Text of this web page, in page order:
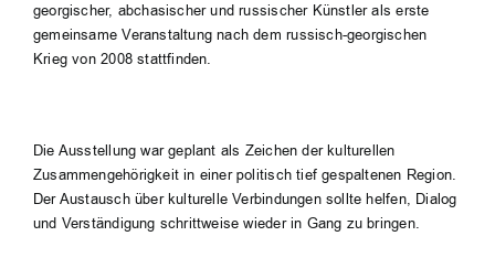
georgischer, abchasischer und russischer Künstler als erste
gemeinsame Veranstaltung nach dem russisch-georgischen
Krieg von 2008 stattfinden.
Die Ausstellung war geplant als Zeichen der kulturellen
Zusammengehörigkeit in einer politisch tief gespaltenen Region.
Der Austausch über kulturelle Verbindungen sollte helfen, Dialog
und Verständigung schrittweise wieder in Gang zu bringen.